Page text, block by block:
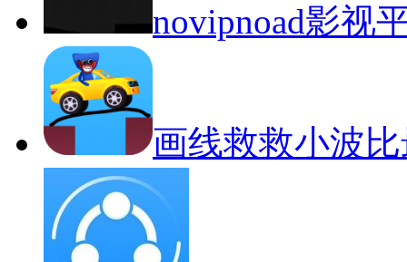
novipnoad影视
画线救救小波